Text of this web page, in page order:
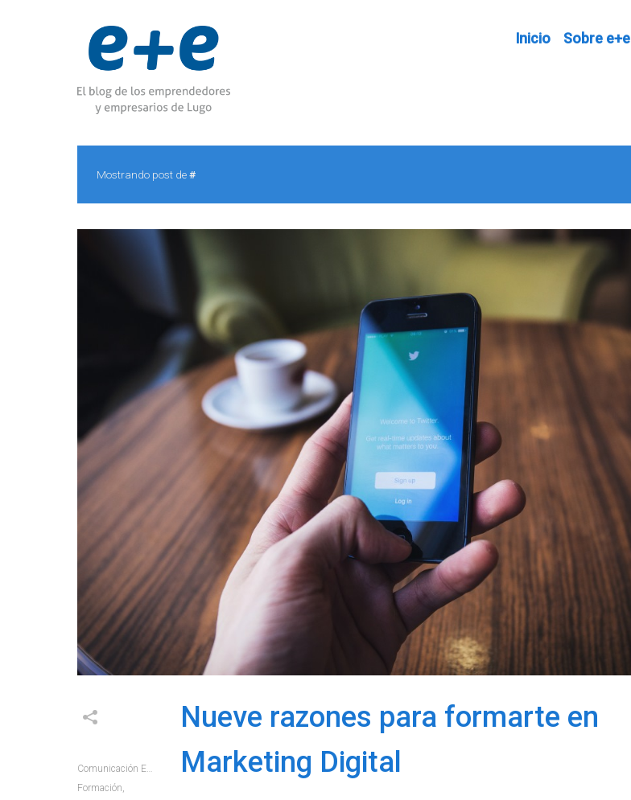
Inicio Sobre e+e
Mostrando post de#
Comunicación E+e
Formación,
Nueve razones para formarte en
Marketing Digital